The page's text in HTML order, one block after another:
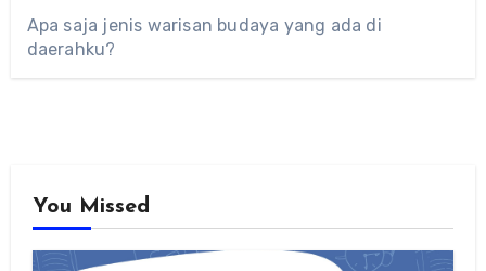
Apa saja jenis warisan budaya yang ada di
daerahku?
You Missed